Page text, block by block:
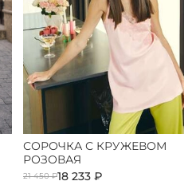
СОРОЧКА С КРУЖЕВОМ
РОЗОВАЯ
21 450 ₽18 233 ₽